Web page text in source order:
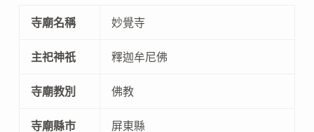
寺廟名稱 妙覺寺
主祀神祇 釋迦牟尼佛
寺廟教別 佛教
寺廟縣市 屏東縣